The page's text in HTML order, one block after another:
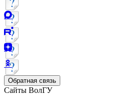
Обратная связь
Сайты ВолГУ